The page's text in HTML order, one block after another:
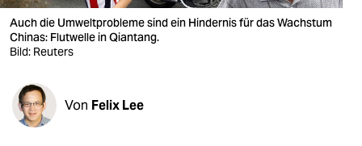
verlag
veranstaltungen
fragen & hilfe
Auch die Umweltprobleme sind ein Hindernis für das Wachstum
Chinas: Flutwelle in Qiantang.
Bild: Reuters
Von Felix Lee